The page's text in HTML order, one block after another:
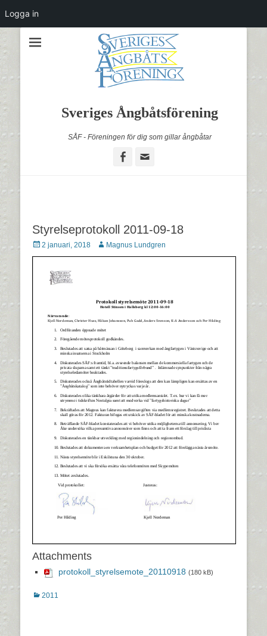
Sveriges Ångbåtsförening
SÅF - Föreningen för dig som gillar ångbåtar
Facebook
Styrelseprotokoll 2011-09-18
Postades
den
2 januari, 2018 Författare
Magnus Lundgren
Attachments
protokoll_styrelsemote_20110918 (180 kB)
Kategorier
2011
Logga in